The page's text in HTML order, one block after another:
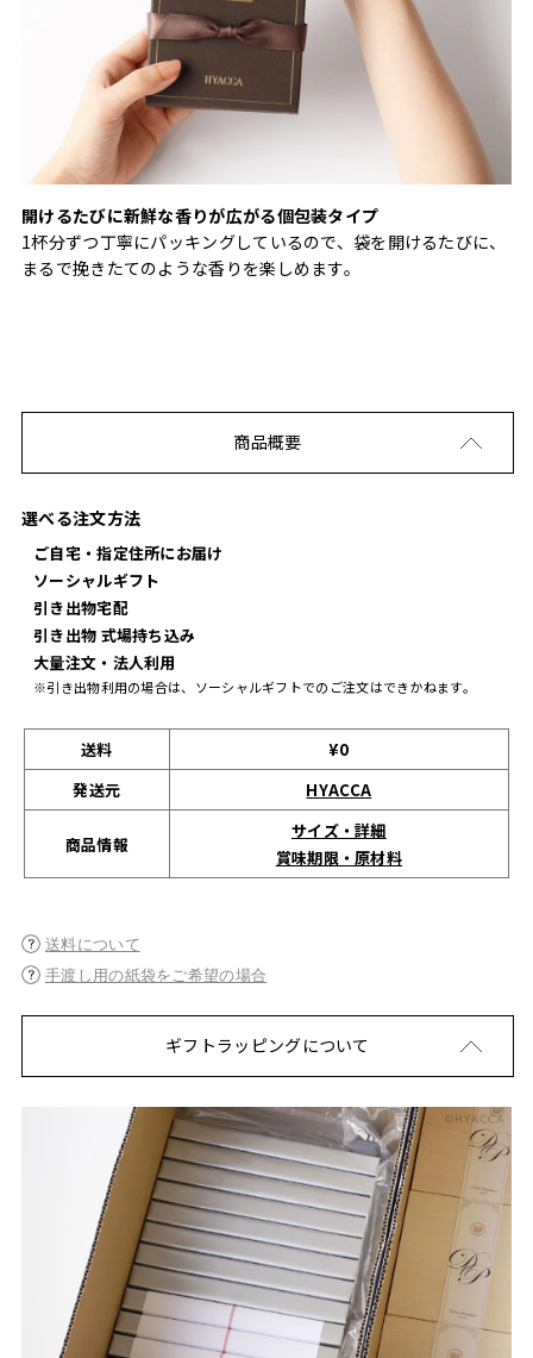
開けるたびに新鮮な香りが広がる個包装タイプ
1杯分ずつ丁寧にパッキングしているので、袋を開けるたびに、
まるで挽きたてのような香りを楽しめます。
商品概要
選べる注文方法
ご自宅・指定住所にお届け
ソーシャルギフト
引き出物宅配
引き出物 式場持ち込み
大量注文・法人利用
※引き出物利用の場合は、ソーシャルギフトでのご注文はできかねます。
送料
¥0
発送元
HYACCA
商品情報
サイズ・詳細
賞味期限・原材料
送料について
手渡し用の紙袋をご希望の場合
ギフトラッピングについて